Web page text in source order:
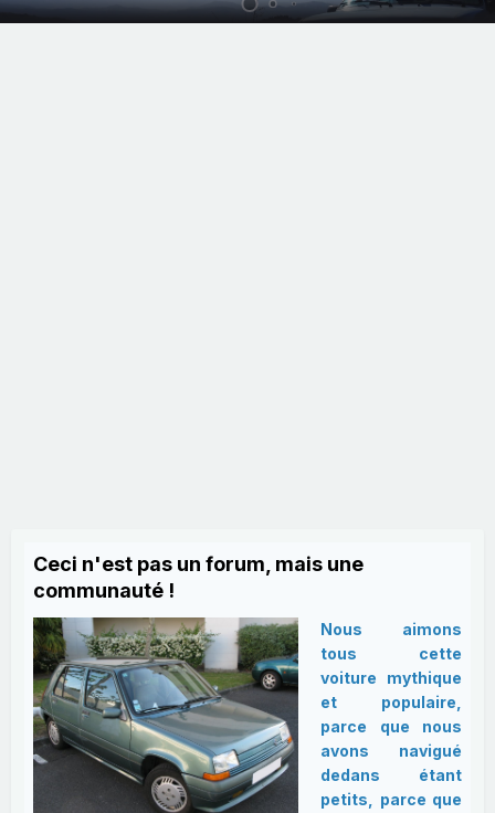
Ceci n'est pas un forum, mais une
communauté !
Nous aimons
tous cette
voiture mythique
et populaire,
parce que nous
avons navigué
dedans étant
petits, parce que